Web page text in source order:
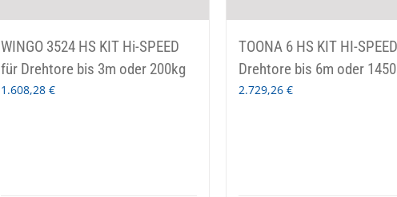
WINGO 3524 HS KIT Hi-SPEED
für Drehtore bis 3m oder 200kg
1.608,28 €
TOONA 6 HS KIT HI-
Drehtore bis 6m oder
2.729,26 €